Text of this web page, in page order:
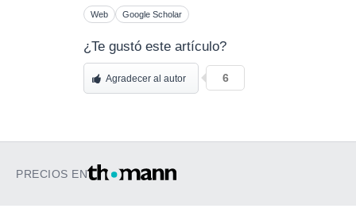
Web Google Scholar
¿Te gustó este artículo?
Agradecer al autor 6
PRECIOS EN